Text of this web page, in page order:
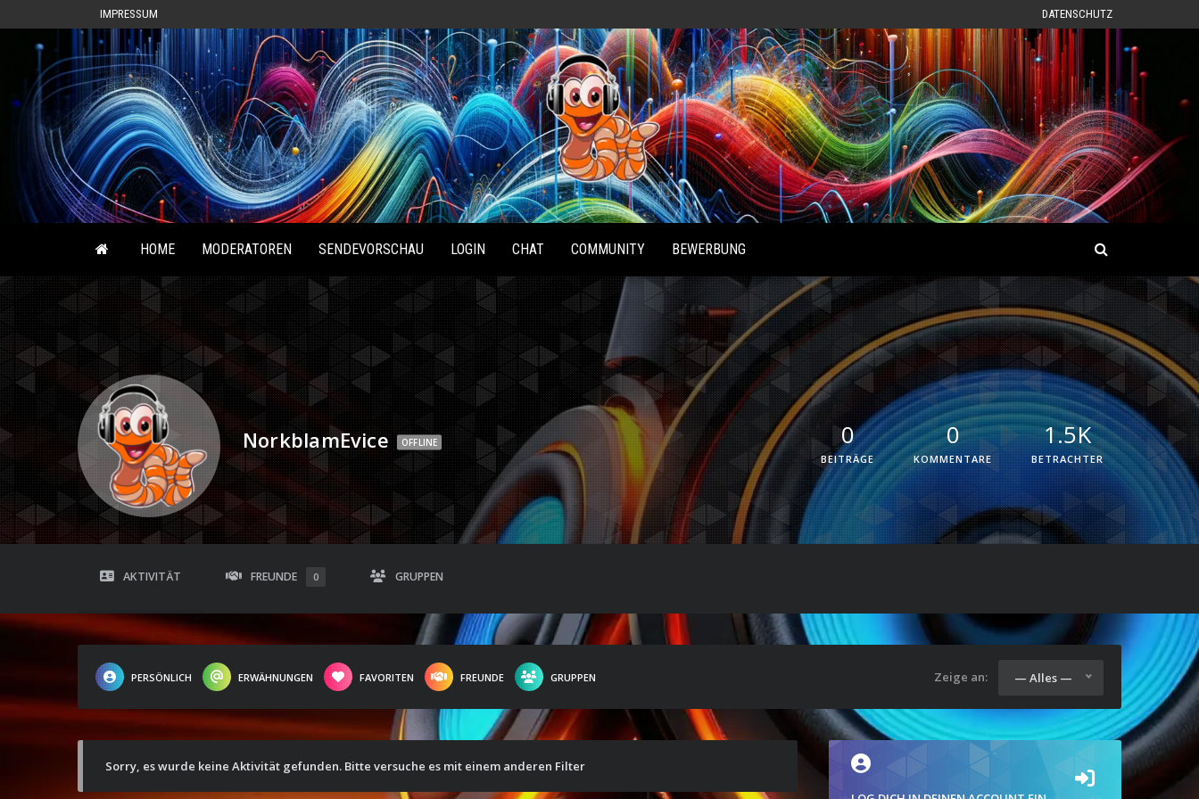
IMPRESSUM DATENSCHUTZ
Radio
Waterlu
HOME MODERATOREN SENDEVORSCHAU LOGIN CHAT COMMUNITY BEWERBUNG
NorkblamEvice OFFLINE 0
BEITRÄGE
0
KOMMENTARE
1.5K
BETRACHTER
AKTIVITÄT FREUNDE 0 GRUPPEN
PERSÖNLICH ERWÄHNUNGEN FAVORITEN FREUNDE GRUPPEN Zeige an: — Alles —
Sorry, es wurde keine Aktivität gefunden. Bitte versuche es mit einem anderen Filter